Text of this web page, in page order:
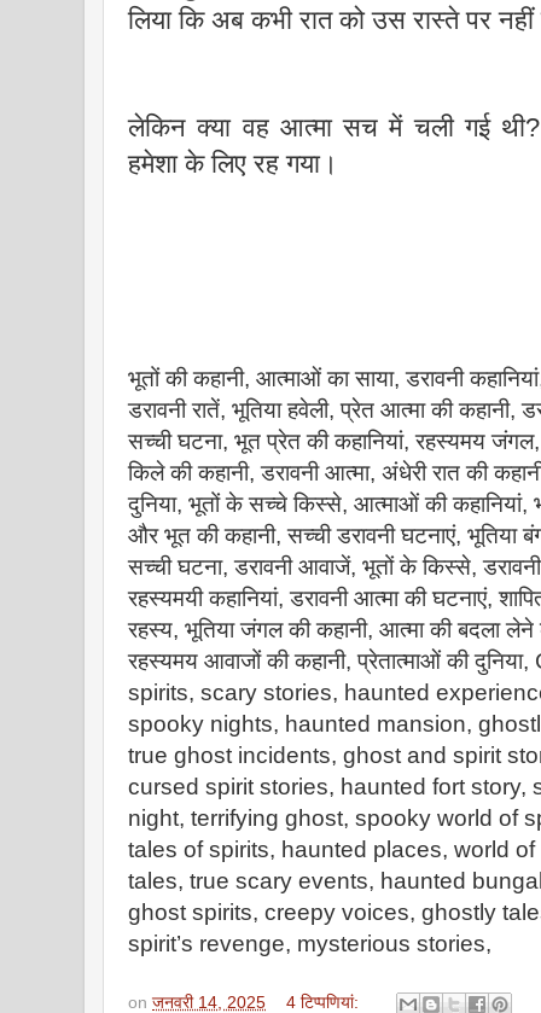
लिया कि अब कभी रात को उस रास्ते पर
लेकिन क्या वह आत्मा सच में चली गई
हमेशा के लिए रह गया।
भूतों की कहानी, आत्माओं का साया, डरावनी
डरावनी रातें, भूतिया हवेली, प्रेत आत्मा की कहानी,
सच्ची घटना, भूत प्रेत की कहानियां, रहस्यमय जंगल,
किले की कहानी, डरावनी आत्मा, अंधेरी रात की
दुनिया, भूतों के सच्चे किस्से, आत्माओं की कहानियां,
और भूत की कहानी, सच्ची डरावनी घटनाएं, भूतिया
सच्ची घटना, डरावनी आवाजें, भूतों के किस्से,
रहस्यमयी कहानियां, डरावनी आत्मा की घटनाएं,
रहस्य, भूतिया जंगल की कहानी, आत्मा की बदला लेने
रहस्यमय आवाजों की कहानी, प्रेतात्माओं की
spirits, scary stories, haunted
spooky nights, haunted mansion,
true ghost incidents, ghost and spirit
cursed spirit stories, haunted fort story,
night, terrifying ghost, spooky world of
tales of spirits, haunted places, world
tales, true scary events, haunted
ghost spirits, creepy voices, ghostly
spirit’s revenge, mysterious stories,
on जनवरी 14, 2025 4 टिप्‍पणियां: